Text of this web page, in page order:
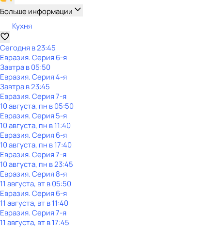
Больше информации
Кухня
Сегодня в 23:45
Евразия. Серия 6-я
Завтра в 05:50
Евразия. Серия 4-я
Завтра в 23:45
Евразия. Серия 7-я
10 августа, пн в 05:50
Евразия. Серия 5-я
10 августа, пн в 11:40
Евразия. Серия 6-я
10 августа, пн в 17:40
Евразия. Серия 7-я
10 августа, пн в 23:45
Евразия. Серия 8-я
11 августа, вт в 05:50
Евразия. Серия 6-я
11 августа, вт в 11:40
Евразия. Серия 7-я
11 августа, вт в 17:45